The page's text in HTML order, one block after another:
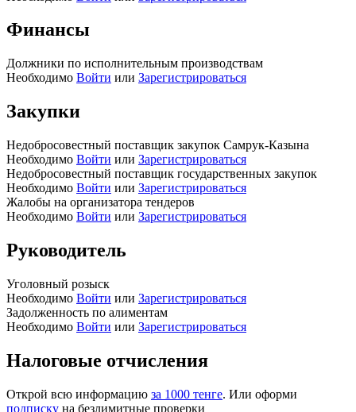
Финансы
Должники по исполнительным производствам
Необходимо Войти или Зарегистрироваться
Закупки
Недобросовестный поставщик закупок Самрук-Казына
Необходимо Войти или Зарегистрироваться
Недобросовестный поставщик государственных закупок
Необходимо Войти или Зарегистрироваться
Жалобы на организатора тендеров
Необходимо Войти или Зарегистрироваться
Руководитель
Уголовный розыск
Необходимо Войти или Зарегистрироваться
Задолженность по алиментам
Необходимо Войти или Зарегистрироваться
Налоговые отчисления
Открой всю информацию за 1000 тенге. Или оформи
подписку на безлимитные проверки